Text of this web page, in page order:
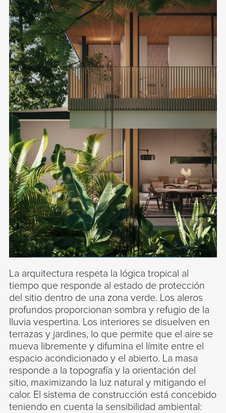
La arquitectura respeta la lógica tropical al
tiempo que responde al estado de protección
del sitio dentro de una zona verde. Los aleros
profundos proporcionan sombra y refugio de la
lluvia vespertina. Los interiores se disuelven en
terrazas y jardines, lo que permite que el aire se
mueva libremente y difumina el límite entre el
espacio acondicionado y el abierto. La masa
responde a la topografía y la orientación del
sitio, maximizando la luz natural y mitigando el
calor. El sistema de construcción está concebido
teniendo en cuenta la sensibilidad ambiental: